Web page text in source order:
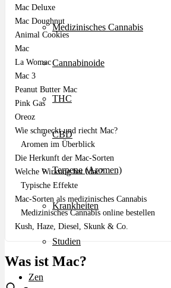
Medizinisches Cannabis
Cannabinoide
THC
CBD
Terpene (Aromen)
Krankheiten
Studien
Zen
Mac Deluxe
Mac Doughnut
Animal Cookies
Mac
La Womac
Mac 3
Peanut Butter Mac
Pink Gas
Oreoz
Wie schmeckt und riecht Mac?
Aromen im Überblick
Die Herkunft der Mac-Sorten
Welche Wirkung hat Mac?
Typische Effekte
Mac-Sorten als medizinisches Cannabis
Medizinisches Cannabis online bestellen
Kush, Haze, Diesel, Skunk & Co.
Was ist Mac?